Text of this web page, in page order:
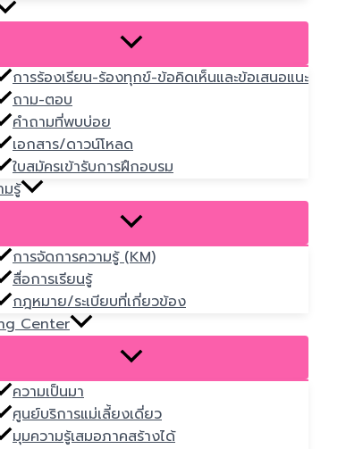
การร้องเรียน-ร้องทุกข์-ข้อคิดเห็นและข้อเสนอแนะ
ถาม-ตอบ
คำถามที่พบบ่อย
เอกสาร/ดาวน์โหลด
ใบสมัครเข้ารับการฝึกอบรม
รู้
การจัดการความรู้ (KM)
สื่อการเรียนรู้
กฎหมาย/ระเบียบที่เกี่ยวข้อง
Center
ความเป็นมา
ศูนย์บริการแม่เลี้ยงเดี่ยว
มุมความรู้เสมอภาคสร้างได้